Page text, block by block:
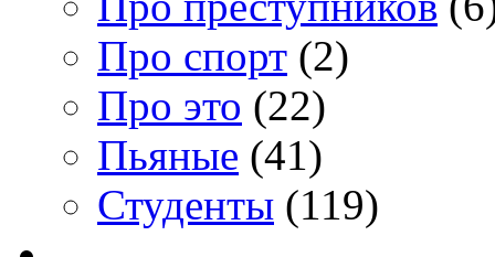
Про спорт (2)
Про это (22)
Пьяные (41)
Студенты (119)